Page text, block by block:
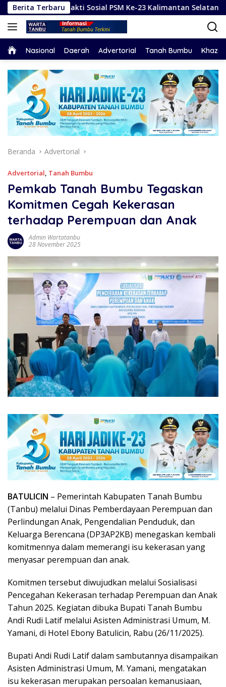
Langsung
ke
konten
Berita Terbaru
Bhakti Sosial PSM Ke-23 Kalimantan Selatan
HomeNasional Daerah Advertorial Tanah Bumbu
Beranda Advertorial
Advertorial, Tanah Bumbu
Pemkab Tanah Bumbu Tegaskan
Komitmen Cegah Kekerasan
terhadap Perempuan dan Anak
Admin Wartatanbu
28 November 2025
BATULICIN – Pemerintah Kabupaten Tanah Bumbu
(Tanbu) melalui Dinas Pemberdayaan Perempuan dan
Perlindungan Anak, Pengendalian Penduduk, dan
Keluarga Berencana (DP3AP2KB) menegaskan kembali
komitmennya dalam memerangi isu kekerasan yang
menyasar perempuan dan anak.
Komitmen tersebut diwujudkan melalui Sosialisasi
Pencegahan Kekerasan terhadap Perempuan dan Anak
Tahun 2025. Kegiatan dibuka Bupati Tanah Bumbu
Andi Rudi Latif melalui Asisten Administrasi Umum, M.
Yamani, di Hotel Ebony Batulicin, Rabu (26/11/2025).
Bupati Andi Rudi Latif dalam sambutannya disampaikan
Asisten Administrasi Umum, M. Yamani, mengatakan
isu kekerasan merupakan persoalan kemanusiaan,